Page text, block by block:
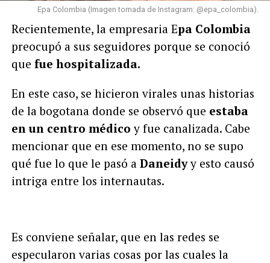
Epa Colombia (Imagen tomada de Instagram: @epa_colombia).
Recientemente, la empresaria Epa Colombia
preocupó a sus seguidores porque se conoció
que fue hospitalizada.
En este caso, se hicieron virales unas historias
de la bogotana donde se observó que estaba
en un centro médico y fue canalizada. Cabe
mencionar que en ese momento, no se supo
qué fue lo que le pasó a Daneidyy esto causó
intriga entre los internautas.
Es conviene señalar, que en las redes se
especularon varias cosas por las cuales la